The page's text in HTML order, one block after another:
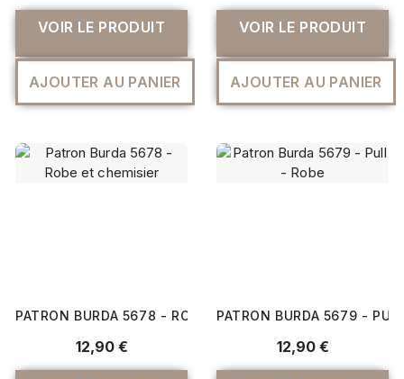
VOIR LE PRODUIT
AJOUTER AU PANIER
VOIR LE PRODUIT
AJOUTER AU PANIER
PATRON BURDA 5678 - ROBE ET CHEMISIER
12,90 €
PATRON BURDA 5679 -
12,90 €